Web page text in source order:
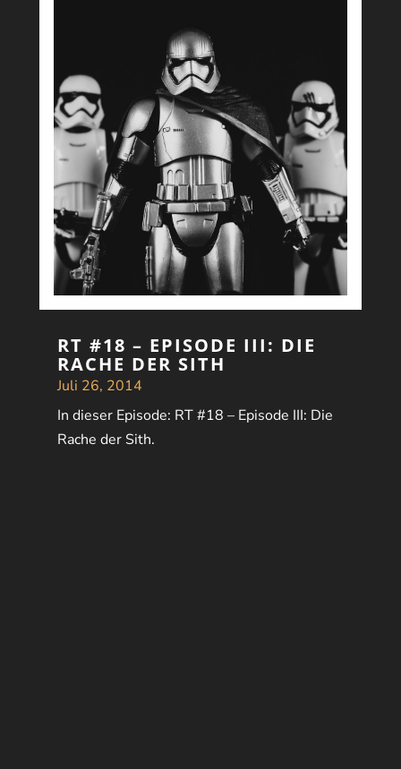
RT #18 – EPISODE III: DIE
RACHE DER SITH
Juli 26, 2014
In dieser Episode: RT #18 – Episode III: Die
Rache der Sith.